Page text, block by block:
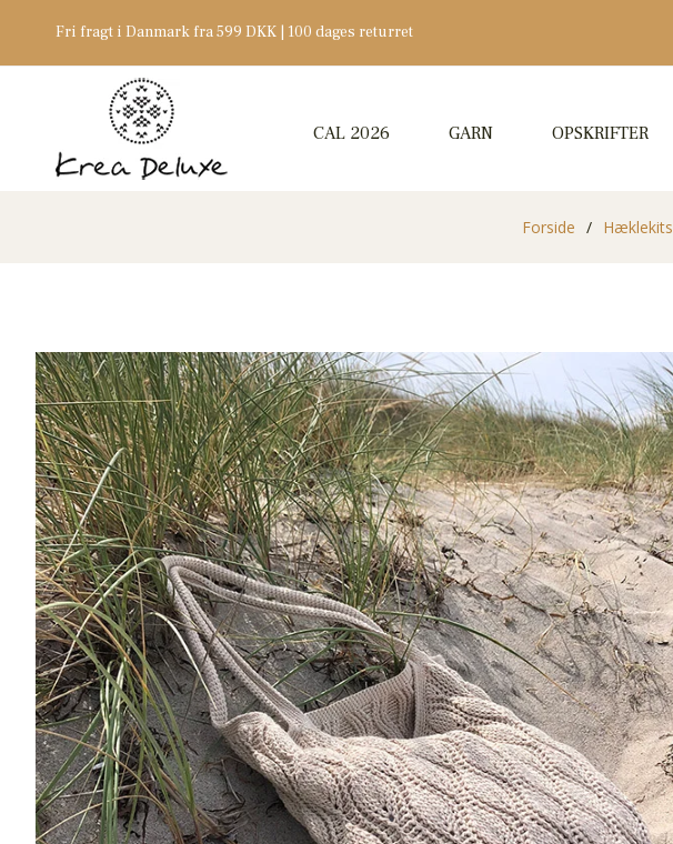
Fri fragt i Danmark fra 599 DKK | 100 dages returret
CAL 2026 GARN OPSKRIFTER
Forside / Hæklekits